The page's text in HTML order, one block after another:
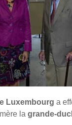
Luxembourg a
mère lagrande-